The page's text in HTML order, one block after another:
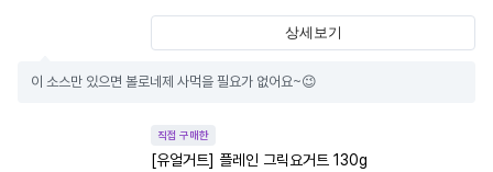
상세보기
이 소스만 있으면 볼로네제 사먹을 필요가 없어요~😉
직접 구매한
[유얼거트] 플레인 그릭요거트 130g